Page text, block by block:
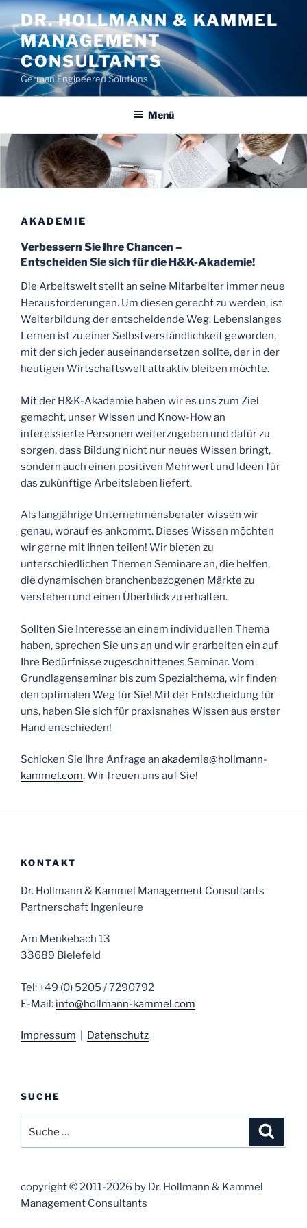
Zum
Inhalt
springen
DR. HOLLMANN & KAMMEL
MANAGEMENT
CONSULTANTS
German Engineered Solutions
Menü
AKADEMIE
Verbessern Sie Ihre Chancen –
Entscheiden Sie sich für die H&K-Akademie!
Die Arbeitswelt stellt an seine Mitarbeiter immer neue
Herausforderungen. Um diesen gerecht zu werden, ist
Weiterbildung der entscheidende Weg. Lebenslanges
Lernen ist zu einer Selbstverständlichkeit geworden,
mit der sich jeder auseinandersetzen sollte, der in der
heutigen Wirtschaftswelt attraktiv bleiben möchte.
Mit der H&K-Akademie haben wir es uns zum Ziel
gemacht, unser Wissen und Know-How an
interessierte Personen weiterzugeben und dafür zu
sorgen, dass Bildung nicht nur neues Wissen bringt,
sondern auch einen positiven Mehrwert und Ideen für
das zukünftige Arbeitsleben liefert.
Als langjährige Unternehmensberater wissen wir
genau, worauf es ankommt. Dieses Wissen möchten
wir gerne mit Ihnen teilen! Wir bieten zu
unterschiedlichen Themen Seminare an, die helfen,
die dynamischen branchenbezogenen Märkte zu
verstehen und einen Überblick zu erhalten.
Sollten Sie Interesse an einem individuellen Thema
haben, sprechen Sie uns an und wir erarbeiten ein auf
Ihre Bedürfnisse zugeschnittenes Seminar. Vom
Grundlagenseminar bis zum Spezialthema, wir finden
den optimalen Weg für Sie! Mit der Entscheidung für
uns, haben Sie sich für praxisnahes Wissen aus erster
Hand entschieden!
Schicken Sie Ihre Anfrage an akademie@hollmann-
kammel.com. Wir freuen uns auf Sie!
KONTAKT
Dr. Hollmann & Kammel Management Consultants
Partnerschaft Ingenieure
Am Menkebach 13
33689 Bielefeld
Tel: +49 (0) 5205 / 7290792
E-Mail: info@hollmann-kammel.com
Impressum Datenschutz
SUCHE
nach:
copyright © 2011-2026 by Dr. Hollmann & Kammel
Management Consultants